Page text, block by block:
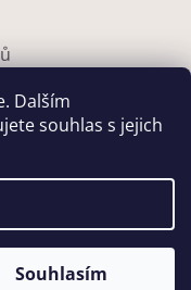
Dalším
souhlas s jejich
Souhlasím